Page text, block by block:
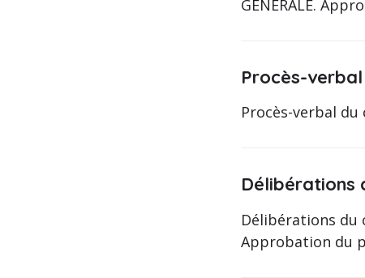
GENERALE.
Procès-
Procès-verbal du
Délibérations
Délibérations du
Approbation du